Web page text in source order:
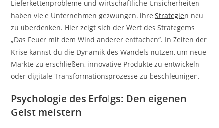
Lieferkettenprobleme und wirtschaftliche Unsicherheiten
haben viele Unternehmen gezwungen, ihreStrategien neu
zu überdenken. Hier zeigt sich der Wert des Strategems
„Das Feuer mit dem Wind anderer entfachen“. In Zeiten der
Krise kannst du die Dynamik des Wandels nutzen, um neue
Märkte zu erschließen, innovative Produkte zu entwickeln
oder digitale Transformationsprozesse zu beschleunigen.
Psychologie des Erfolgs: Den eigenen
Geist meistern